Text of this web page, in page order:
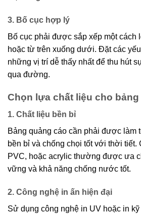
3. Bố cục hợp lý
Bố cục phải được sắp xếp một cách
hoặc từ trên xuống dưới. Đặt các
những vị trí dễ thấy nhất để thu hút
qua đường.
Chọn lựa chất liệu cho
1. Chất liệu bền bỉ
Bảng quảng cáo cần phải được làm
bền bỉ và chống chọi tốt với thời tiết.
PVC, hoặc acrylic thường được ưa
vững và khả năng chống nước tốt.
2. Công nghệ in ấn hiện đại
Sử dụng công nghệ in UV hoặc in